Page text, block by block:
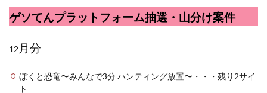
ゲソてんプラットフォーム抽選・山分け案件
12 月分
ぼくと恐竜〜みんなで3分 ハンティング放置〜・・・残り2サイ
ト